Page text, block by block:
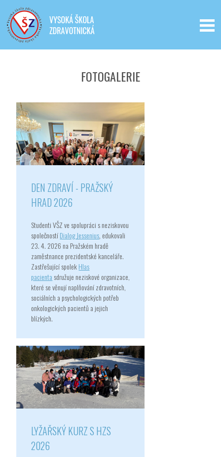
FOTOGALERIE
DEN ZDRAVÍ - PRAŽSKÝ
HRAD 2026
Studenti VŠZ ve spolupráci s neziskovou
společnostíDialog Jessenius , edukovali
23. 4. 2026 na Pražském hradě
zaměstnance prezidentské kanceláře.
Zastřešující spolekHlas
pacienta sdružuje neziskové organizace,
které se věnují naplňování zdravotních,
sociálních a psychologických potřeb
onkologických pacientů a jejich
blízkých.
LYŽAŘSKÝ KURZ S HZS
2026
Iveta - Vysoká škola zdravotnická,
o.p.s.